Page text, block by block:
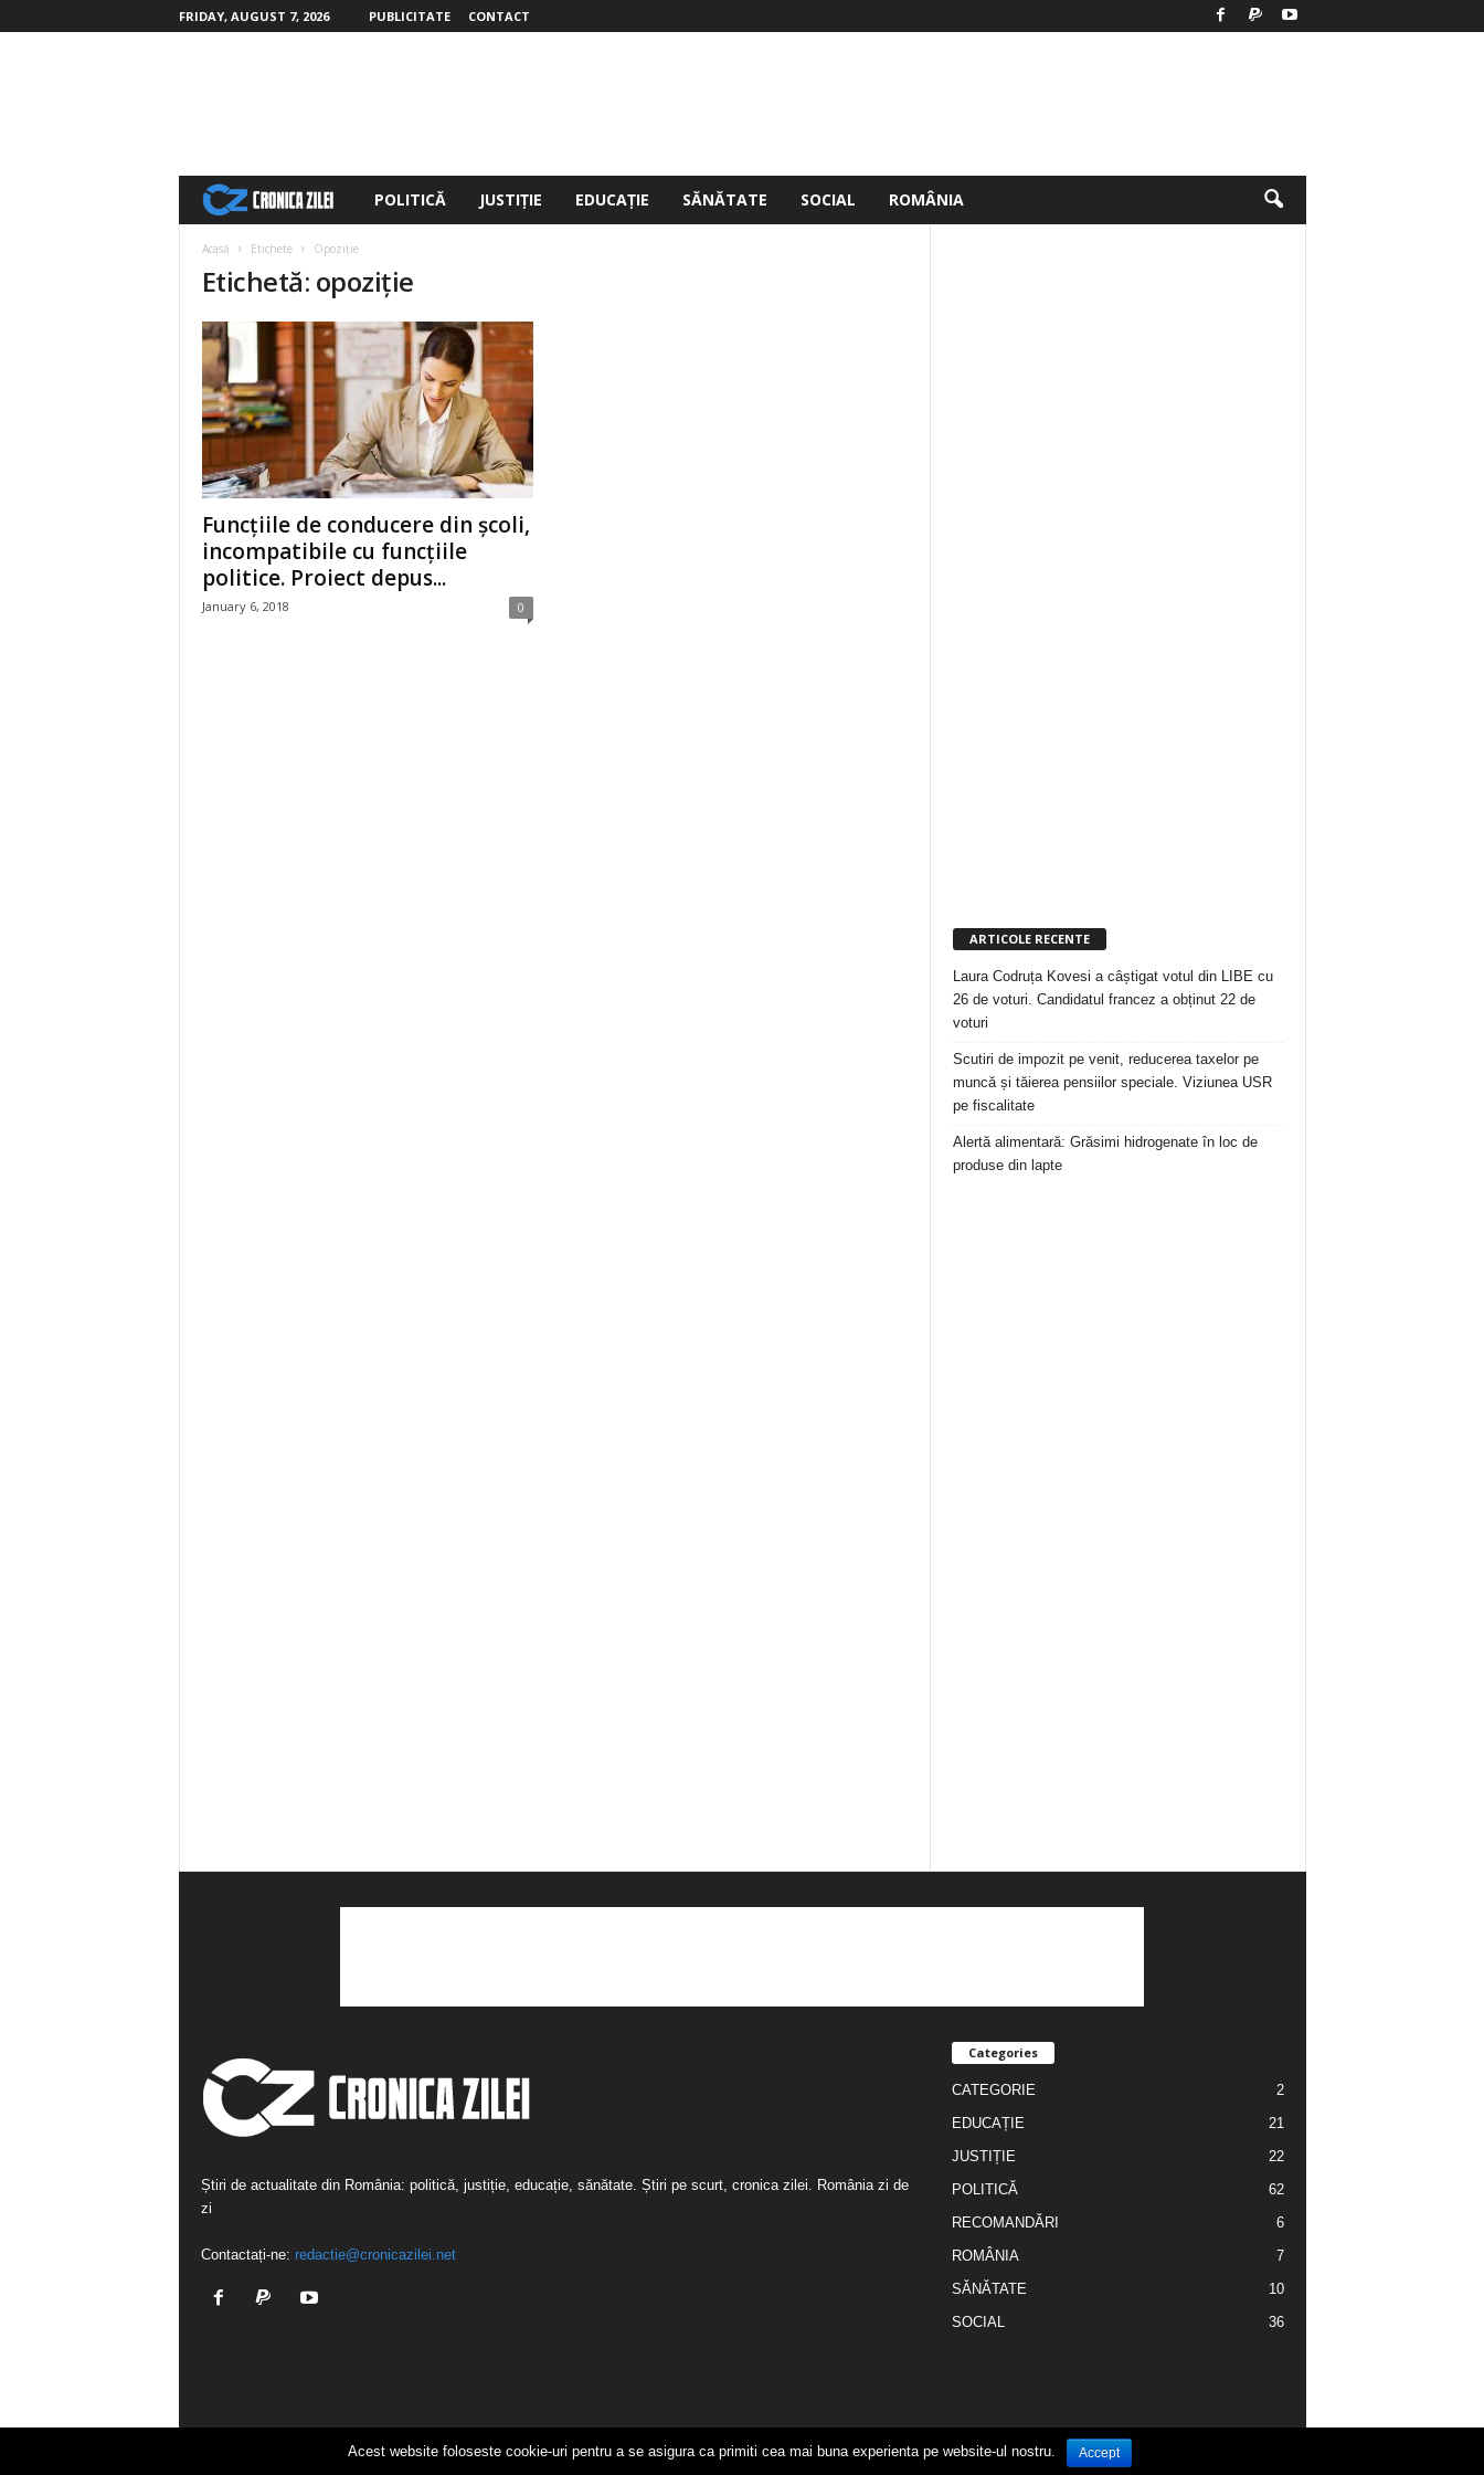
FRIDAY, AUGUST 7, 2026 PUBLICITATE CONTACT
r
o
c
a
i
POLITICĂ JUSTIȚIE EDUCAȚIE SĂNĂTATE SOCIAL ROMÂNIA
Acasă Etichete Opoziție
Etichetă: opoziție
Funcțiile de conducere din școli,
incompatibile cu funcțiile
politice. Proiect depus...
January 6, 2018 0
ARTICOLE RECENTE
Laura Codruța Kovesi a câștigat votul din LIBE cu
26 de voturi. Candidatul francez a obținut 22 de
voturi
Scutiri de impozit pe venit, reducerea taxelor pe
muncă și tăierea pensiilor speciale. Viziunea USR
pe fiscalitate
Alertă alimentară: Grăsimi hidrogenate în loc de
produse din lapte
Știri de actualitate din România: politică, justiție, educație, sănătate. Știri pe scurt, cronica zilei. România zi de
zi
Contactați-ne: redactie@cronicazilei.net
Categories
CATEGORIE
2
EDUCAȚIE
21
JUSTIȚIE
22
POLITICĂ
62
RECOMANDĂRI
6
ROMÂNIA
7
SĂNĂTATE
10
SOCIAL
36
Cronica Zilei
Acest website foloseste cookie-uri pentru a se asigura ca primiti cea mai buna experienta pe website-ul nostru. Accept